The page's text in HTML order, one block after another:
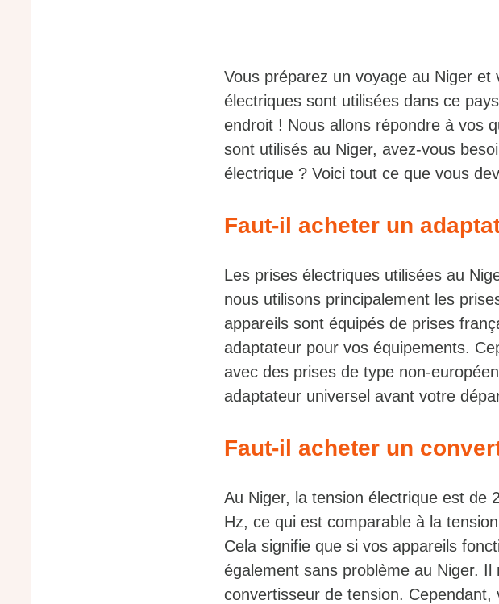
Vous préparez un voyage au Niger
électriques sont utilisées dans ce
endroit ! Nous allons répondre à vos
sont utilisés au Niger, avez-vous
électrique ? Voici tout ce que vous
Faut-il acheter un
Les prises électriques utilisées au
nous utilisons principalement les
appareils sont équipés de prises
adaptateur pour vos équipements.
avec des prises de type non-
adaptateur universel avant votre
Faut-il acheter un
Au Niger, la tension électrique est de
Hz, ce qui est comparable à la
Cela signifie que si vos appareils
également sans problème au Niger. Il
convertisseur de tension.